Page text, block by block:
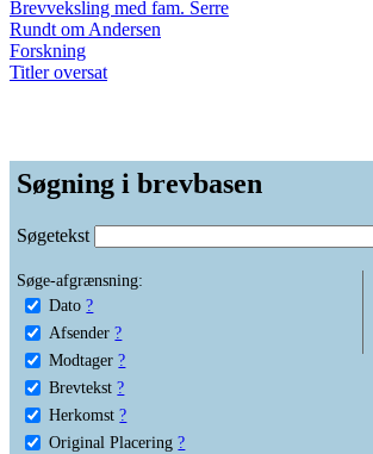
Brevveksling med fam. Serre
Rundt om Andersen
Forskning
Titler oversat
Søgning i brevbasen
Søgetekst
Søge-afgrænsning:
Dato ?
Afsender ?
Modtager ?
Brevtekst ?
Herkomst ?
Original Placering ?